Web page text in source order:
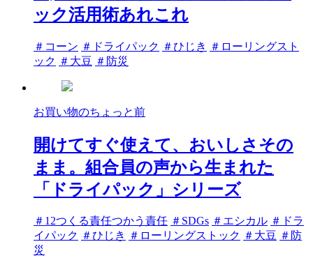
ック活用術あれこれ
タ
グ
＃コーン ＃ドライパック ＃ひじき ＃ローリングスト
ック ＃大豆 ＃防災
お買い物のちょっと前
開けてすぐ使えて、おいしさその
まま。組合員の声から生まれた
「ドライパック」シリーズ
タ
グ
＃12つくる責任つかう責任 ＃SDGs ＃エシカル ＃ドラ
イパック ＃ひじき ＃ローリングストック ＃大豆 ＃防
災